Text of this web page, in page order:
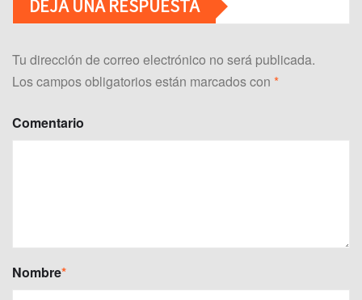
DEJA UNA RESPUESTA
Tu dirección de correo electrónico no será publicada.
Los campos obligatorios están marcados con *
Comentario
Nombre*